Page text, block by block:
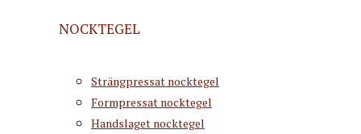
NOCKTEGEL
Strängpressat nocktegel
Formpressat nocktegel
Handslaget nocktegel